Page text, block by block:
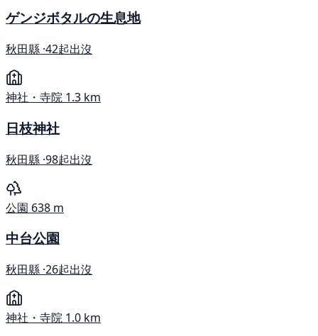
ゲンジボタルの生息地
秋田縣 ·42起出沒
神社・寺院 1.3 km
日枝神社
秋田縣 ·98起出沒
公園 638 m
中台公園
秋田縣 ·26起出沒
神社・寺院 1.0 km